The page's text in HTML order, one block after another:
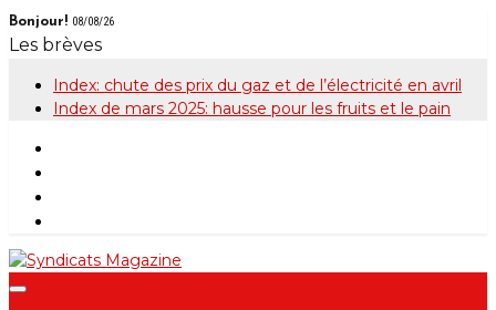
Skip
to
Bonjour! 08/08/26
Les brèves
Index: chute des prix du gaz et de l’électricité en avril
Index de mars 2025: hausse pour les fruits et le pain
Syndicats
Le magazine de la FGTB